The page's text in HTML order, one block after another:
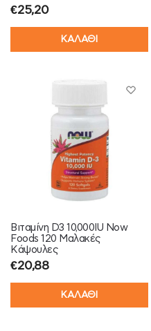
€25,20
ΚΑΛΑΘΙ
Βιταμίνη D3 10,000IU Now
Foods 120 Mαλακές
Kάψουλες
€20,88
ΚΑΛΑΘΙ